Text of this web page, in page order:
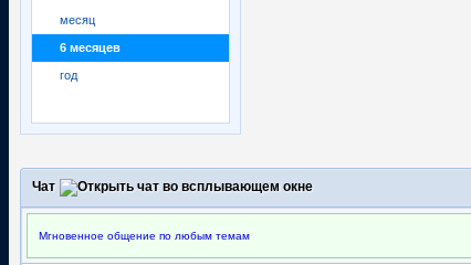
месяц
6 месяцев
год
Чат
Мгновенное общение по любым темам